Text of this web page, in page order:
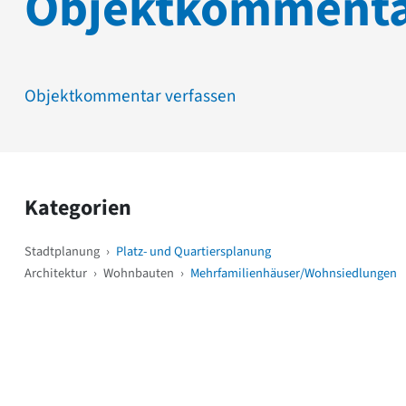
Objektkommentar verfassen
Kategorien
Stadtplanung › Platz- und Quartiersplanung
Architektur › Wohnbauten › Mehrfamilienhäuser/Wohnsiedlungen